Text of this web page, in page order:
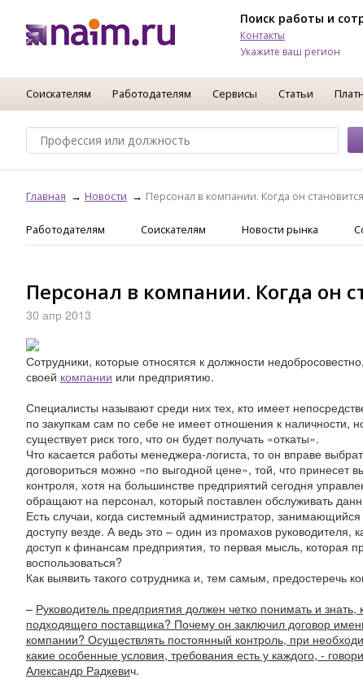
Поиск работы и
Контакты
Укажите ваш регион
Соискателям Работодателям Сервисы Статьи
Главная Новости Персонал в компании. Когда он
Работодателям Соискателям Новости рынка
Персонал в компании. Когда он
30 апр 2013
Сотрудники, которые относятся к должности
своей компании или предприятию.
Специалисты называют среди них тех, кто имеет
по закупкам сам по себе не имеет отношения к наличности,
существует риск того, что он будет получать «откаты».
Что касается работы менеджера-логиста, то он вправе
договориться можно «по выгодной цене», той, что принесет
контроля, хотя на большинстве предприятий сегодня
обращают на персонал, который поставлен обслуживать
Есть случаи, когда системный администратор,
доступу везде. А ведь это – один из промахов руководителя,
доступ к финансам предприятия, то первая мысль, которая
воспользоваться?
Как выявить такого сотрудника и, тем самым, предостеречь
– Руководитель предприятия должен четко понимать и знать,
подходящего поставщика? Почему он заключил договор
компании? Осуществлять постоянный контроль, при
какие особенные условия, требования есть у каждого, -
Александр Радкевич.